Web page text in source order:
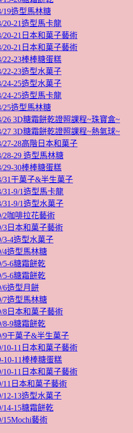
19造型馬林糖
20-21造型馬卡龍
20-21日本和菓子藝術
20-21日本和菓子藝術
22-23棒棒糖蛋糕
22-23造型水菓子
24-25造型水菓子
24-25造型馬卡龍
25造型馬林糖
26 3D糖霜餅乾證照課程~珠寶盒~
27 3D糖霜餅乾證照課程~熱氣球~
27-28高階日本和菓子
28-29 造型馬林糖
29-30棒棒糖蛋糕
31干菓子&半生菓子
31-9/1造型馬卡龍
31-9/1造型水菓子
2咖啡拉花藝術
3日本和菓子藝術
3-4造型水菓子
4造型馬林糖
5-6糖霜餅乾
5-6糖霜餅乾
6造型月餅
7造型馬林糖
8日本和菓子藝術
8-9糖霜餅乾
9干菓子&半生菓子
10-11日本和菓子藝術
10-11棒棒糖蛋糕
10-11日本和菓子藝術
11日本和菓子藝術
12-13造型水菓子
14-15糖霜餅乾
15Mochi藝術